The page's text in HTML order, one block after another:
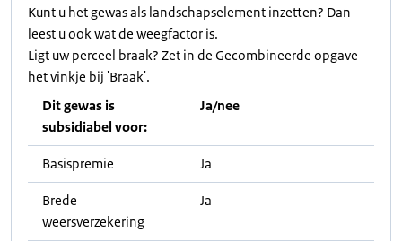
Kunt u het gewas als landschapselement inzetten? Dan
leest u ook wat de weegfactor is.
Ligt uw perceel braak? Zet in de Gecombineerde opgave
het vinkje bij 'Braak'.
Dit gewas is
subsidiabel voor:
Ja/nee
Basispremie Ja
Brede
weersverzekering
Ja